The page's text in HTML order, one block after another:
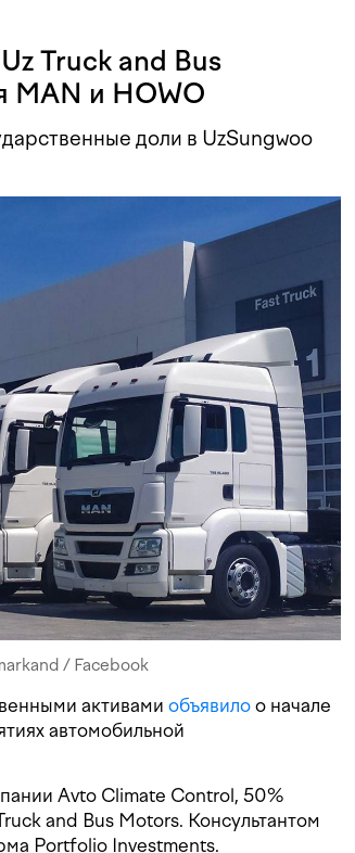
Truck and Bus
MAN и HOWO
доли в UzSungwoo
/ Facebook
активами объявило о начале
автомобильной
Avto Climate Control, 50%
and Bus Motors. Консультантом
Portfolio Investments.